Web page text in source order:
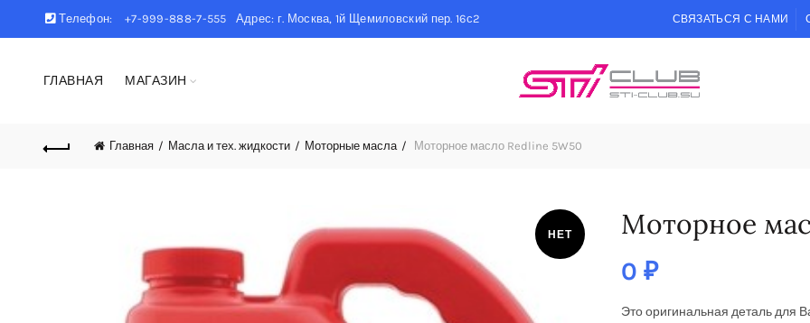
Телефон: +7-999-888-7-555 Адрес: г. Москва, 1й Щемиловский пер. 16с2 СВЯЗАТЬСЯ С НАМИ
ГЛАВНАЯ МАГАЗИН
Главная Масла и тех. жидкости Моторные масла Моторное масло Redline 5W50
НЕТ Моторное
0 ₽
Это оригинальная деталь для